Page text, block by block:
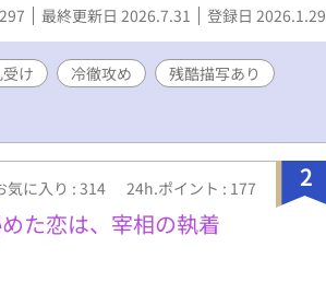
最終更新日 2026.7.31 登録日 2026.1.29
け 冷徹攻め
残酷描写あり
2
気に入り : 314 24h.ポイント : 177
た恋は、宰相の執着